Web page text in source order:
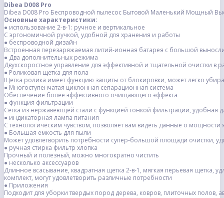
Dibea D008 Pro
Dibea D008 Pro Беспроводной пылесос Бытовой Маленький Мощный
Основные характеристики:
● использование 2-в-1: ручное и вертикальное
С эргономичной ручкой, удобной для хранения и работы
● беспроводной дизайн
Встроенная перезаряжаемая литий-ионная батарея с большой
● Два дополнительных режима
Двухскоростное управление для эффективной и тщательной очистки в
● Роликовая щетка для пола
Щетка ролика имеет функцию защиты от блокировки, может легко
● Многоступенчатая циклонная сепарационная система
Обеспечение более эффективного очищающего эффекта
● функция фильтрации
Сетка из нержавеющей стали с функцией тонкой фильтрации, удобная
● индикаторная лампа питания
С технологическим чувством, позволяет вам видеть данные о
● Большая емкость для пыли
Может удовлетворить потребности супер-большой площади очистки,
● ручная стирка фильтр хлопка
Прочный и полезный, можно многократно чистить
● несколько аксессуаров
Длинное всасывание, квадратная щетка 2-в-1, мягкая перьевая щетка,
комплект, могут удовлетворить различные потребности
● Приложения
Подходит для уборки твердых пород дерева, ковров, плиточных полов,